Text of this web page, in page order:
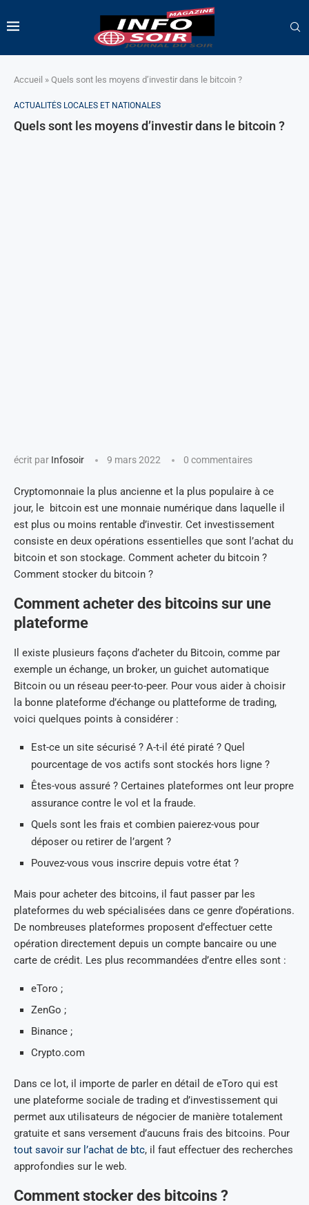
Accueil » Quels sont les moyens d’investir dans le bitcoin ?
ACTUALITÉS LOCALES ET NATIONALES
Quels sont les moyens d’investir dans le bitcoin ?
écrit par Infosoir 9 mars 2022 0 commentaires
Cryptomonnaie la plus ancienne et la plus populaire à ce
jour, le bitcoin est une monnaie numérique dans laquelle il
est plus ou moins rentable d’investir. Cet investissement
consiste en deux opérations essentielles que sont l’achat du
bitcoin et son stockage. Comment acheter du bitcoin ?
Comment stocker du bitcoin ?
Comment acheter des bitcoins sur une
plateforme
Il existe plusieurs façons d’acheter du Bitcoin, comme par
exemple un échange, un broker, un guichet automatique
Bitcoin ou un réseau peer-to-peer. Pour vous aider à choisir
la bonne plateforme d’échange ou platteforme de trading,
voici quelques points à considérer :
Est-ce un site sécurisé ? A-t-il été piraté ? Quel
pourcentage de vos actifs sont stockés hors ligne ?
Êtes-vous assuré ? Certaines plateformes ont leur propre
assurance contre le vol et la fraude.
Quels sont les frais et combien paierez-vous pour
déposer ou retirer de l’argent ?
Pouvez-vous vous inscrire depuis votre état ?
Mais pour acheter des bitcoins, il faut passer par les
plateformes du web spécialisées dans ce genre d’opérations.
De nombreuses plateformes proposent d’effectuer cette
opération directement depuis un compte bancaire ou une
carte de crédit. Les plus recommandées d’entre elles sont :
eToro ;
ZenGo ;
Binance ;
Crypto.com
Dans ce lot, il importe de parler en détail de eToro qui est
une plateforme sociale de trading et d’investissement qui
permet aux utilisateurs de négocier de manière totalement
gratuite et sans versement d’aucuns frais des bitcoins. Pour
tout savoir sur l’achat de btc, il faut effectuer des recherches
approfondies sur le web.
Comment stocker des bitcoins ?